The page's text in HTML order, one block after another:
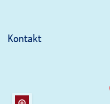
Kontakt